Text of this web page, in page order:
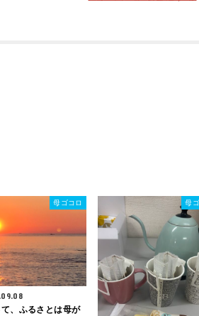
母ゴコロ
、ふるさとは母が
母